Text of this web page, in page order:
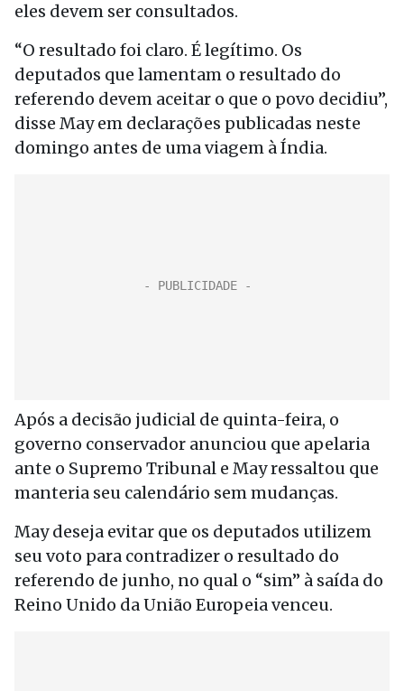
eles devem ser consultados.
“O resultado foi claro. É legítimo. Os
deputados que lamentam o resultado do
referendo devem aceitar o que o povo decidiu”,
disse May em declarações publicadas neste
domingo antes de uma viagem à Índia.
Após a decisão judicial de quinta-feira, o
governo conservador anunciou que apelaria
ante o Supremo Tribunal e May ressaltou que
manteria seu calendário sem mudanças.
May deseja evitar que os deputados utilizem
seu voto para contradizer o resultado do
referendo de junho, no qual o “sim” à saída do
Reino Unido da União Europeia venceu.